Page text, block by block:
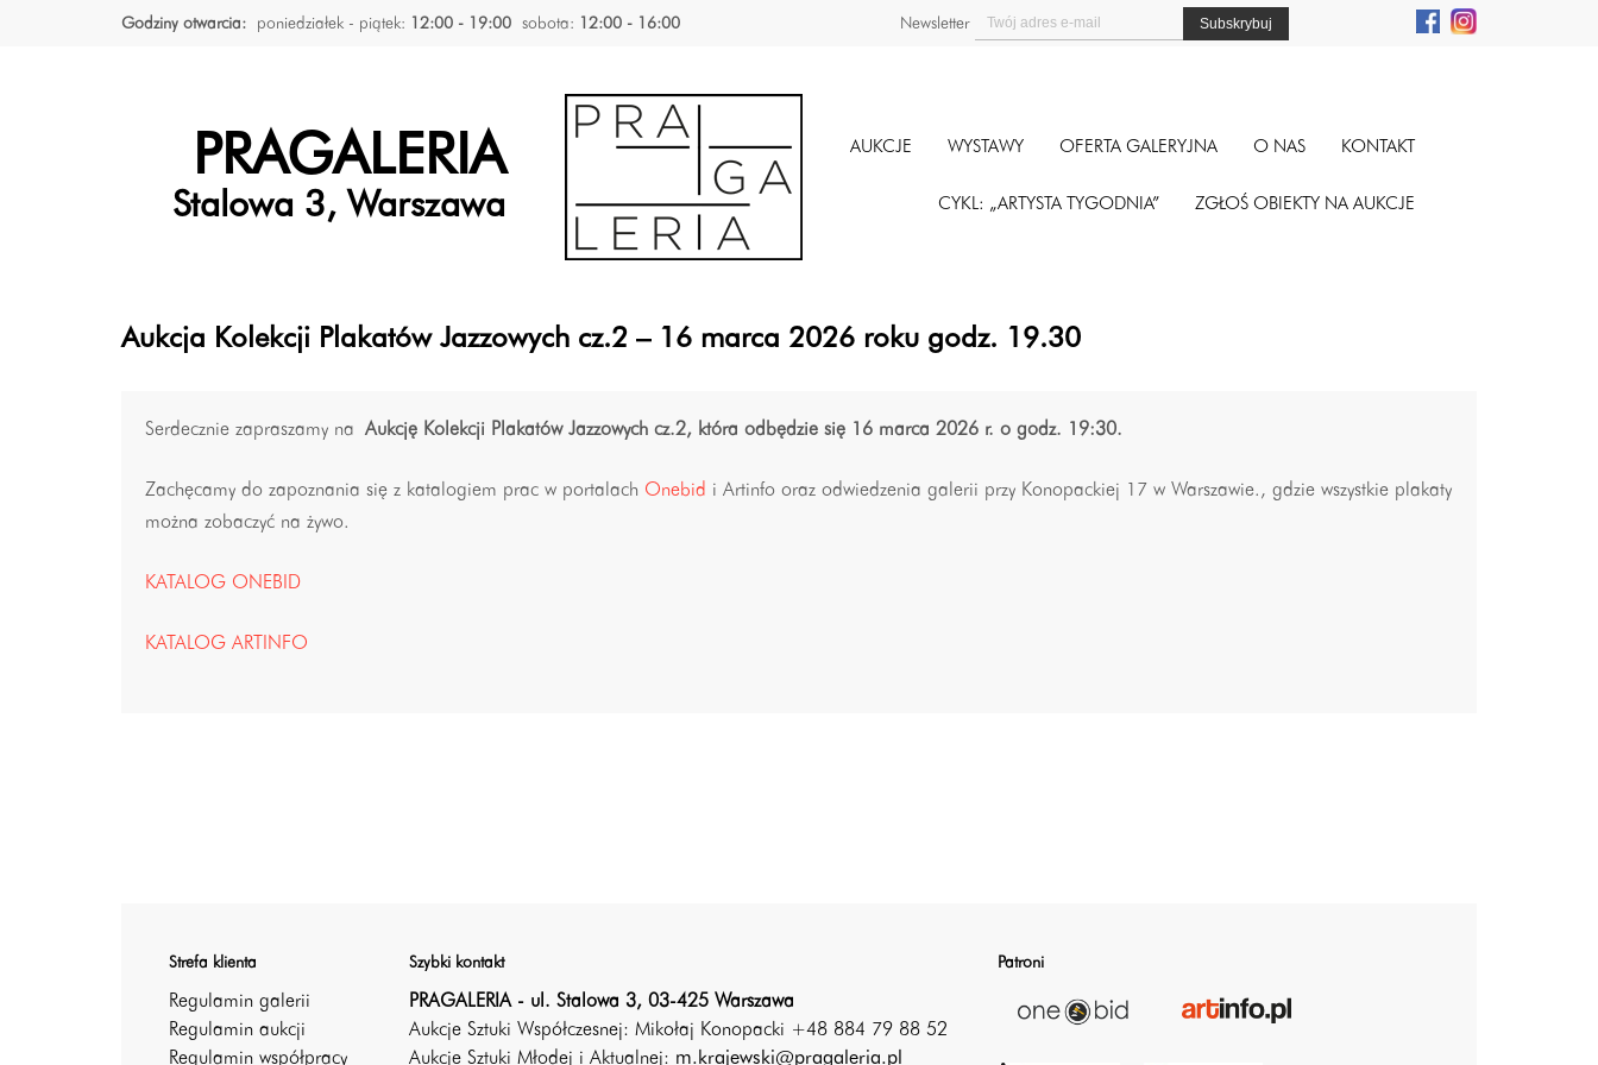
Godziny otwarcia: poniedziałek - piątek: 12:00 - 19:00 sobota: 12:00 - 16:00 Newsletter
PRAGALERIA
Stalowa 3, Warszawa
AUKCJE WYSTAWY OFERTA GALERYJNA O NAS KONTAKT
CYKL: „ARTYSTA TYGODNIA” ZGŁOŚ OBIEKTY NA AUKCJE
Aukcja Kolekcji Plakatów Jazzowych cz.2 – 16 marca 2026 roku godz. 19.30
Serdecznie zapraszamy na Aukcję Kolekcji Plakatów Jazzowych cz.2, która odbędzie się 16 marca 2026 r. o godz. 19:30.
Zachęcamy do zapoznania się z katalogiem prac w portalach Onebid i Artinfo oraz odwiedzenia galerii przy Konopackiej 17 w Warszawie., gdzie wszystkie plakaty
można zobaczyć na żywo.
KATALOG ONEBID
KATALOG ARTINFO
Strefa klienta
Regulamin galerii
Regulamin aukcji
Regulamin współpracy
Szybki kontakt
PRAGALERIA - ul. Stalowa 3, 03-425 Warszawa
Aukcje Sztuki Współczesnej: Mikołaj Konopacki +48 884 79 88 52
Aukcje Sztuki Młodej i Aktualnej: m.krajewski@pragaleria.pl
Patroni